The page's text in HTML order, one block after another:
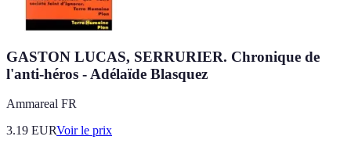
GASTON LUCAS, SERRURIER. Chronique de
l'anti-héros - Adélaïde Blasquez
Ammareal FR
3.19 EURVoir le prix